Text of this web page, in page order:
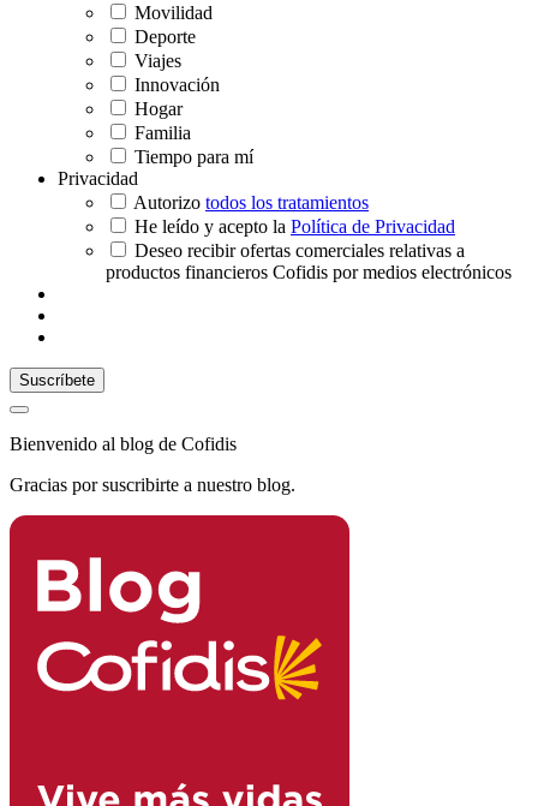
Movilidad
Deporte
Viajes
Innovación
Hogar
Familia
Tiempo para mí
Privacidad
Autorizo todos los tratamientos
He leído y acepto la Política de Privacidad
Deseo recibir ofertas comerciales relativas a
productos financieros Cofidis por medios electrónicos
Bienvenido al blog de Cofidis
Gracias por suscribirte a nuestro blog.